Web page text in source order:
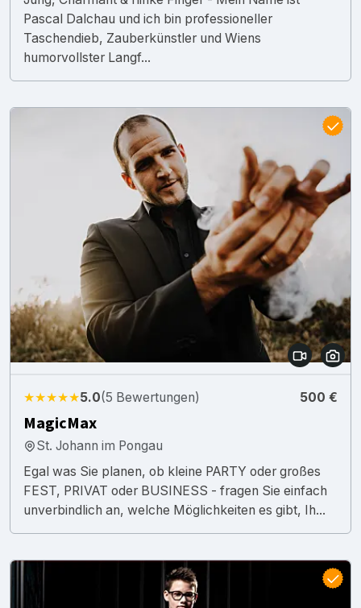
Pascal Dalchau und ich bin professioneller
Taschendieb, Zauberkünstler und Wiens
humorvollster Langf...
★★★★★5.0(5 Bewertungen) 500 €
MagicMax
St. Johann im Pongau
Egal was Sie planen, ob kleine PARTY oder großes
FEST, PRIVAT oder BUSINESS - fragen Sie einfach
unverbindlich an, welche Möglichkeiten es gibt, Ih...